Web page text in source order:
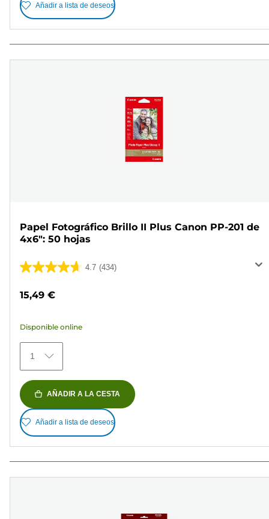
Añadir a lista de deseos
Papel Fotográfico Brillo II Plus Canon PP-201 de
4x6": 50 hojas
4.7 (434)
4.7
434
reseñas
15,49 €
Disponible online
1
AÑADIR A LA CESTA
Añadir a lista de deseos